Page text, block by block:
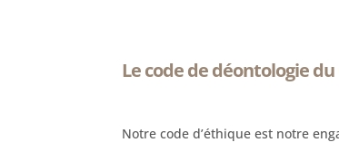
Le code de déontologie du
Notre code d’éthique est notre